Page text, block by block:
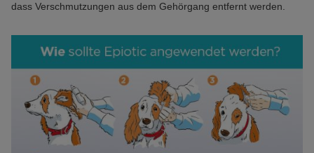
dass Verschmutzungen aus dem Gehörgang entfernt werden.